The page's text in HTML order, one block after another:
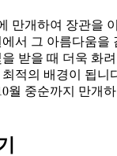
만개하여 장관을
서 그 아름다움을
받을 때 더욱 화
적의 배경이 됩니
월 중순까지 만개